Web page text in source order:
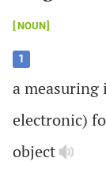
NOUN
1
ameasuring
electronic)
object